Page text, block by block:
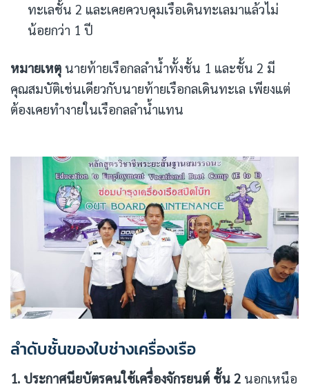
ทะเลชั้น 2 และเคยควบคุมเรือเดินทะเลมาแล้วไม่
น้อยกว่า 1 ปี
หมายเหตุ นายท้ายเรือกลลำน้ำทั้งชั้น 1 และชั้น 2 มี
คุณสมบัติเช่นเดียวกับนายท้ายเรือกลเดินทะเล เพียงแต่
ต้องเคยทำงายในเรือกลลำน้ำแทน
ลำดับชั้นของใบช่างเครื่องเรือ
1. ประกาศนียบัตรคนใช้เครื่องจักรยนต์ ชั้น 2 นอกเหนือ